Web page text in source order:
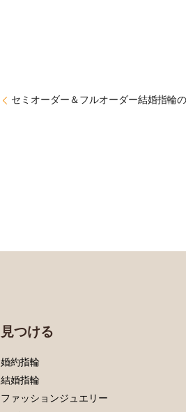
セミオーダー＆フルオーダー結婚指輪
見つける
婚約指輪
結婚指輪
ファッションジュエリー